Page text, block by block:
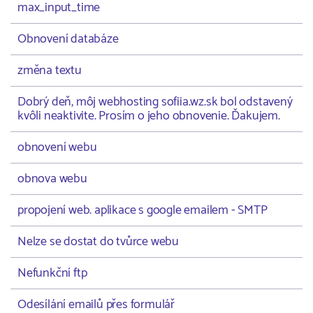
max_input_time
Obnovení databáze
změna textu
Dobrý deň, môj webhosting sofiia.wz.sk bol odstavený
kvôli neaktivite. Prosím o jeho obnovenie. Ďakujem.
obnovení webu
obnova webu
propojení web. aplikace s google emailem - SMTP
Nelze se dostat do tvůrce webu
Nefunkční ftp
Odesílání emailů přes formulář